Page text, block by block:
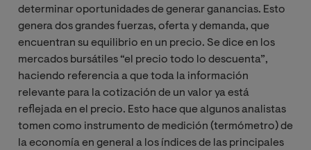
determinar oportunidades de generar ganancias. Esto
genera dos grandes fuerzas, oferta y demanda, que
encuentran su equilibrio en un precio. Se dice en los
mercados bursátiles “el precio todo lo descuenta”,
haciendo referencia a que toda la información
relevante para la cotización de un valor ya está
reflejada en el precio. Esto hace que algunos analistas
tomen como instrumento de medición (termómetro) de
la economía en general a los índices de las principales